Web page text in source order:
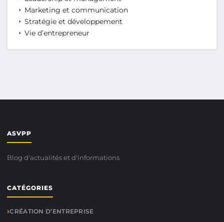
Marketing et communication
Stratégie et développement
Vie d’entrepreneur
ASVPP
Blog d'actualités et d'informations
CATÉGORIES
CRÉATION D’ENTREPRISE